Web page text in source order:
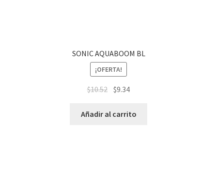
SONIC AQUABOOM BL
¡OFERTA!
$10.52 $9.34
Añadir al carrito